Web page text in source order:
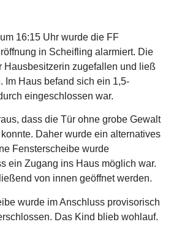
16:15 Uhr wurde die FF
in Scheifling alarmiert. Die
Hausbesitzerin zugefallen und ließ
Im Haus befand sich ein 1,5-
eingeschlossen war.
dass die Tür ohne grobe Gewalt
Daher wurde ein alternatives
Fensterscheibe wurde
ein Zugang ins Haus möglich war.
von innen geöffnet werden.
wurde im Anschluss provisorisch
Das Kind blieb wohlauf.